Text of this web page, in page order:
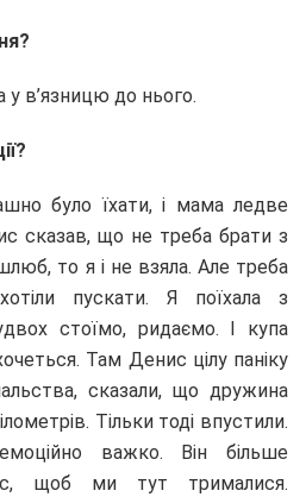
у в’язницю до нього.
було їхати, і мама ледве
сказав, що не треба брати з
то я і не взяла. Але треба
пускати. Я поїхала з
стоїмо, ридаємо. І купа
Там Денис цілу паніку
сказали, що дружина
Тільки тоді впустили.
важко. Він більше
щоб ми тут трималися.